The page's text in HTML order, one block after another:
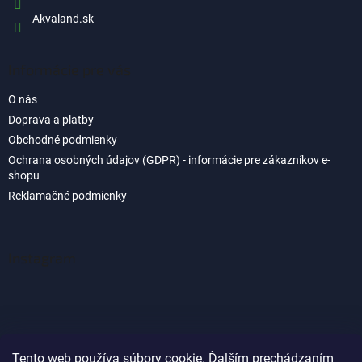
Tento web používa súbory cookie. Ďalším prechádzaním
Akvaland.sk
O nás
Doprava a platby
Obchodné podmienky
Ochrana osobných údajov (GDPR) - informácie pre zákazníkov e-
shopu
Reklamačné podmienky